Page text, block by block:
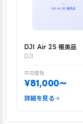
DJI Air 2S 極美品
DJI
中古価格
¥81,000〜
詳細を見る